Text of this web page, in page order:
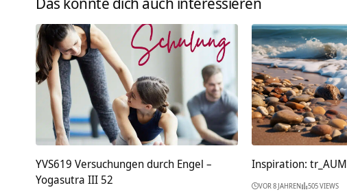
YVS619 Versuchungen durch Engel –
Yogasutra III 52
Inspiration: tr_AUM
VOR 8 JAHREN 505 VIEWS